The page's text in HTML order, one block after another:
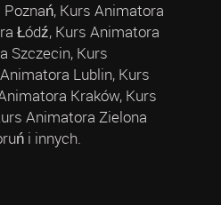
Kurs Animatora
Łódź, Kurs Animatora
Szczecin, Kurs
Lublin, Kurs
Kraków, Kurs
Animatora Zielona
i innych.